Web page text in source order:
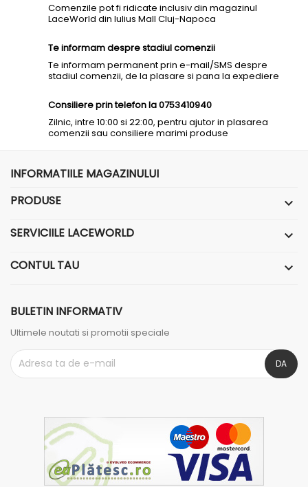
Comenzile pot fi ridicate inclusiv din magazinul
LaceWorld din Iulius Mall Cluj-Napoca
Te informam despre stadiul comenzii
Te informam permanent prin e-mail/SMS despre
stadiul comenzii, de la plasare si pana la expediere
Consiliere prin telefon la 0753410940
Zilnic, intre 10:00 si 22:00, pentru ajutor in plasarea
comenzii sau consiliere marimi produse
INFORMATIILE MAGAZINULUI
PRODUSE

SERVICIILE LACEWORLD 
CONTUL TAU 
BULETIN INFORMATIV
Ultimele noutati si promotii speciale